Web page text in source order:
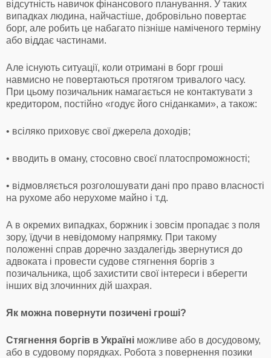
відсутність навичок фінансового планування. У таких
випадках людина, найчастіше, добровільно повертає
борг, але робить це набагато пізніше наміченого терміну
або віддає частинами.
Але існують ситуації, коли отримані в борг гроші
навмисно не повертаються протягом тривалого часу.
При цьому позичальник намагається не контактувати з
кредитором, постійно «годує його сніданками», а також:
• всіляко приховує свої джерела доходів;
• вводить в оману, стосовно своєї платоспроможності;
• відмовляється розголошувати дані про право власності
на рухоме або нерухоме майно і т.д.
А в окремих випадках, боржник і зовсім пропадає з поля
зору, їдучи в невідомому напрямку. При такому
положенні справ доречно заздалегідь звернутися до
адвоката і провести судове стягнення боргів з
позичальника, щоб захистити свої інтереси і вберегти
інших від злочинних дій шахрая.
Як можна повернути позичені гроші?
Стягнення боргів в Україні можливе або в досудовому,
або в судовому порядках. Робота з повернення позики